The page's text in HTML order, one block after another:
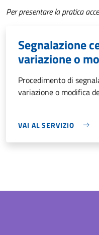
Per presentare la pratica
Segnalazione
variazione o
Procedimento di
variazione o modifica
VAI AL SERVIZIO